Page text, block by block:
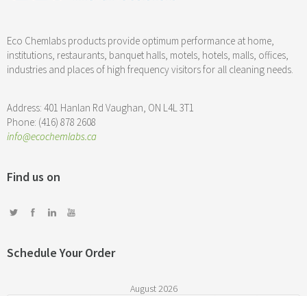
Eco Chemlabs products provide optimum performance at home,
institutions, restaurants, banquet halls, motels, hotels, malls, offices,
industries and places of high frequency visitors for all cleaning needs.
Address: 401 Hanlan Rd Vaughan, ON L4L 3T1
Phone: (416) 878 2608
info@ecochemlabs.ca
Find us on
Schedule Your Order
August 2026